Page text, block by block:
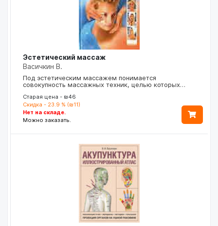
Эстетический массаж
Васичкин В.
Под эстетическим массажем понимается
совокупность массажных техник, целью которых…
Старая цена - ₪46
Скидка - 23.9 % (₪11)
Нет на складе.
Можно заказать.